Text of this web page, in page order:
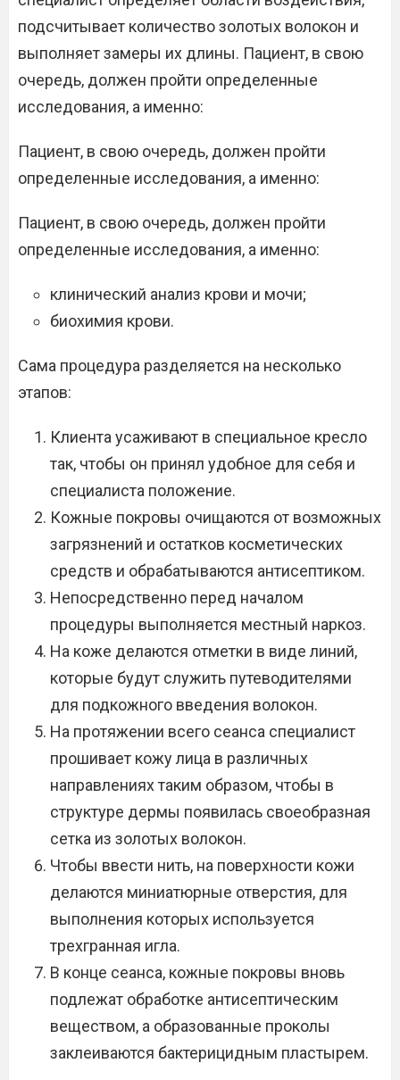
подсчитывает количество золотых волокон и
выполняет замеры их длины. Пациент, в свою
очередь, должен пройти определенные
исследования, а именно:
Пациент, в свою очередь, должен пройти
определенные исследования, а именно:
Пациент, в свою очередь, должен пройти
определенные исследования, а именно:
клинический анализ крови и мочи;
биохимия крови.
Сама процедура разделяется на несколько
этапов:
Клиента усаживают в специальное кресло
так, чтобы он принял удобное для себя и
специалиста положение.
Кожные покровы очищаются от возможных
загрязнений и остатков косметических
средств и обрабатываются антисептиком.
Непосредственно перед началом
процедуры выполняется местный наркоз.
На коже делаются отметки в виде линий,
которые будут служить путеводителями
для подкожного введения волокон.
На протяжении всего сеанса специалист
прошивает кожу лица в различных
направлениях таким образом, чтобы в
структуре дермы появилась своеобразная
сетка из золотых волокон.
Чтобы ввести нить, на поверхности кожи
делаются миниатюрные отверстия, для
выполнения которых используется
трехгранная игла.
В конце сеанса, кожные покровы вновь
подлежат обработке антисептическим
веществом, а образованные проколы
заклеиваются бактерицидным пластырем.